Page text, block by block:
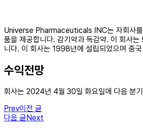
Universe Pharmaceuticals INC는 자회사를
품을 제공합니다. 감기약과 독감약. 이 회사
니다. 이 회사는 1998년에 설립되었으며 중
수익전망
회사는 2024년 4월 30일 화요일에 다음 분
Prev이전 글
다음 글 Next